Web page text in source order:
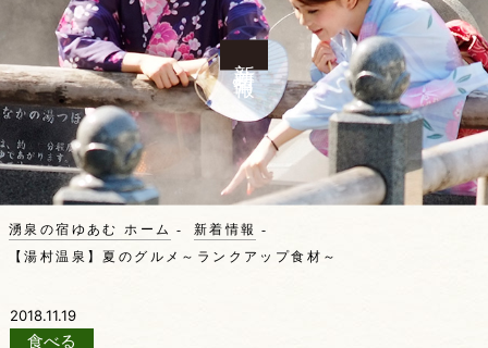
湧泉の宿ゆあむ ホーム
新着情報
【湯村温泉】夏のグルメ～ランクアップ食材～
2018.11.19
食べる